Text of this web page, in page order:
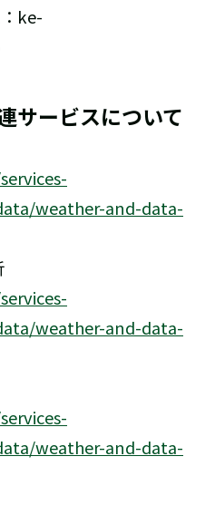
ke-
サービスについて
weather-and-data-
weather-and-data-
weather-and-data-